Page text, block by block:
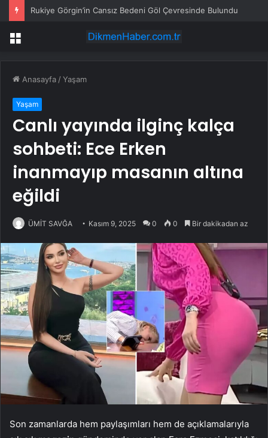
Rukiye Görgin’in Cansız Bedeni Göl Çevresinde Bulundu
Menü
Anasayfa /Yaşam
Yaşam
Canlı yayında ilginç kalça
sohbeti: Ece Erken
inanmayıp masanın altına
eğildi
ÜMİT SAVĞA Kasım 9, 2025 0 0 Bir dakikadan az
Son zamanlarda hem paylaşımları hem de açıklamalarıyla